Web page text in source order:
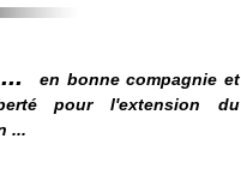
en bonne compagnie et
pour l'extension du
...